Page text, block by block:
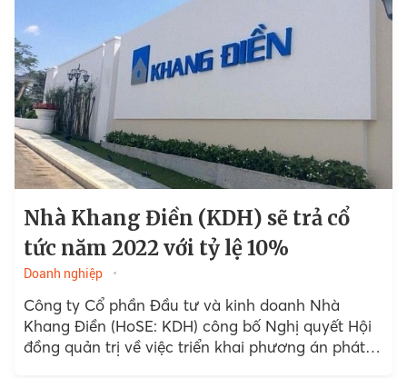
Nhà Khang Điền (KDH) sẽ trả cổ
tức năm 2022 với tỷ lệ 10%
Doanh nghiệp
Công ty Cổ phần Đầu tư và kinh doanh Nhà
Khang Điền (HoSE: KDH ) công bố Nghị quyết Hội
đồng quản trị về việc triển khai phương án phát